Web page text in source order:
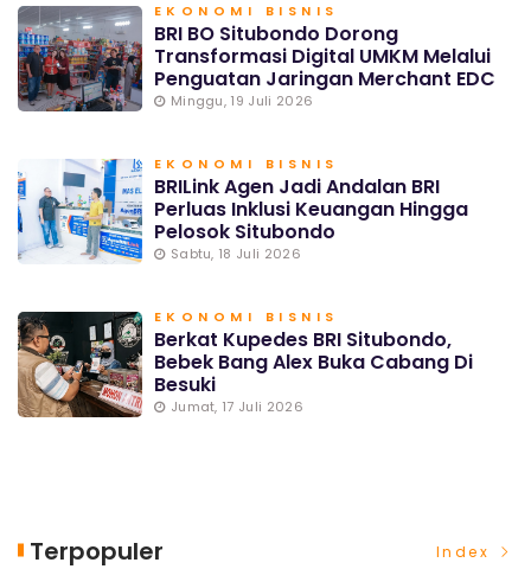
EKONOMI BISNIS
BRI BO Situbondo Dorong
Transformasi Digital UMKM Melalui
Penguatan Jaringan Merchant EDC
Minggu, 19 Juli 2026
EKONOMI BISNIS
BRILink Agen Jadi Andalan BRI
Perluas Inklusi Keuangan Hingga
Pelosok Situbondo
Sabtu, 18 Juli 2026
EKONOMI BISNIS
Berkat Kupedes BRI Situbondo,
Bebek Bang Alex Buka Cabang Di
Besuki
Jumat, 17 Juli 2026
Terpopuler Index